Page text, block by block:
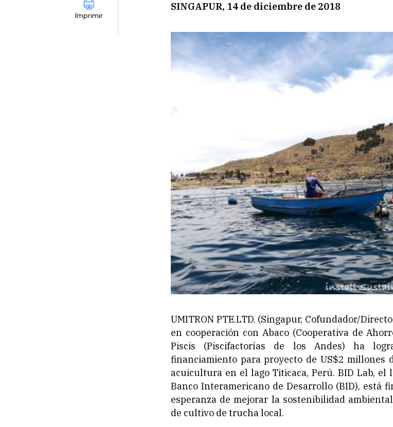
Imprimir
SINGAPUR, 14 de diciembre de 2018
UMITRON PTE.LTD. (Singapur, Cofundador/
en cooperación con Abaco (Cooperativa de
Piscis (Piscifactorías de los Andes) ha
financiamiento para proyecto de US$2 millones
acuicultura en el lago Titicaca, Perú. BID Lab, el
Banco Interamericano de Desarrollo (BID), está
esperanza de mejorar la sostenibilidad
de cultivo de trucha local.